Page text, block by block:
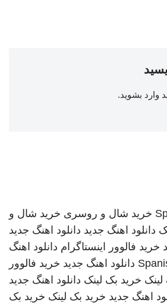
وارد بشوید.
خرید شال و روسری خرید شال و
دانلود اهنگ جدید دانلود اهنگ جدید
خرید فالوور اینستاگرام دانلود اهنگ
دانلود اهنگ جدید خرید فالوور
خرید بک لینک دانلود اهنگ جدید
اهنگ جدید خرید بک لینک خرید بک